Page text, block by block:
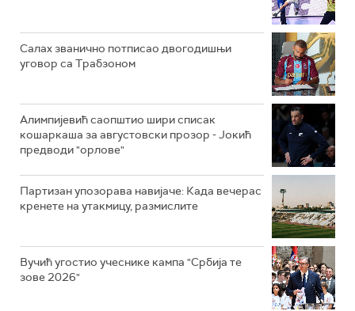
Салах званично потписао двогодишњи
уговор са Трабзоном
Алимпијевић саопштио шири списак
кошаркаша за августовски прозор - Јокић
предводи "орлове"
Партизан упозорава навијаче: Када вечерас
кренете на утакмицу, размислите
Вучић угостио учеснике кампа "Србија те
зове 2026"